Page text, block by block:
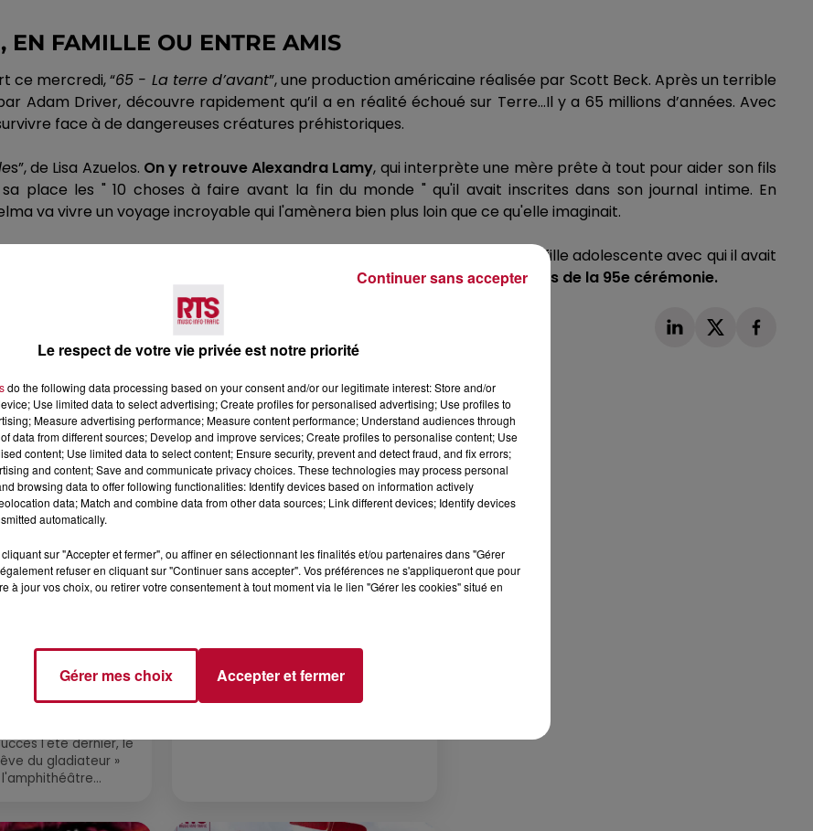
EN FAMILLE OU ENTRE AMIS
ce mercredi, “65 - La terre d’avant”, une production américaine réalisée par Scott Beck. Après un terrible
Adam Driver, découvre rapidement qu’il a en réalité échoué sur Terre…Il y a 65 millions d’années. Avec
face à de dangereuses créatures préhistoriques.
s”, de Lisa Azuelos. On y retrouve Alexandra Lamy, qui interprète une mère prête à tout pour aider son fils
place les " 10 choses à faire avant la fin du monde " qu'il avait inscrites dans son journal intime. En
va vivre un voyage incroyable qui l'amènera bien plus loin que ce qu'elle imaginait.
un professeur d'anglais obèse reclus chez lui, qui tente de renouer avec sa fille adolescente avec qui il avait
Brendan Fraser, qui a reçu pour son rôle, l'oscar du meilleur acteur lors de la 95e cérémonie.
Voir plus
RÊVE DU
» INVESTIT LES
l'été dernier, le
du gladiateur »
FÊTE DE LA POLYNÉSIE À
VILLEVEYRAC
Le respect de votre vie privée est notre priorité
do the following data processing based on your consent and/or our legitimate interest: Store and/or
Use limited data to select advertising; Create profiles for personalised advertising; Use profiles to
Measure advertising performance; Measure content performance; Understand audiences through
data from different sources; Develop and improve services; Create profiles to personalise content; Use
content; Use limited data to select content; Ensure security, prevent and detect fraud, and fix errors;
and content; Save and communicate privacy choices. These technologies may process personal
browsing data to offer following functionalities: Identify devices based on information actively
data; Match and combine data from other data sources; Link different devices; Identify devices
automatically.
sur "Accepter et fermer", ou affiner en sélectionnant les finalités et/ou partenaires dans "Gérer
refuser en cliquant sur "Continuer sans accepter". Vos préférences ne s'appliqueront que pour
à jour vos choix, ou retirer votre consentement à tout moment via le lien "Gérer les cookies" situé en
Gérer mes choix Accepter et fermer
Continuer sans accepter